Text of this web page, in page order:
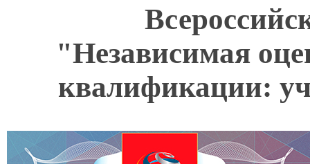
"Независимая
квалификации: